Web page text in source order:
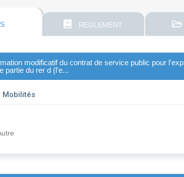
REGLEMENT
modificatif du contrat de service public pour
partie du rer d (l'e...
Mobilités